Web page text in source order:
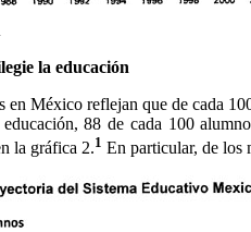
la educación
en México reflejan que de cada
88 de cada 100
la gráfica 2.1 En particular, de los